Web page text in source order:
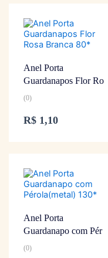
Anel Porta
Guardanapos Flor Ro
(0)
R$ 1,10
Anel Porta
Guardanapo com Pér
(0)